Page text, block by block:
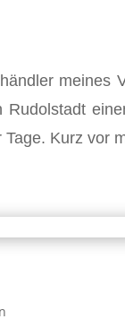
meines
Kurz vor